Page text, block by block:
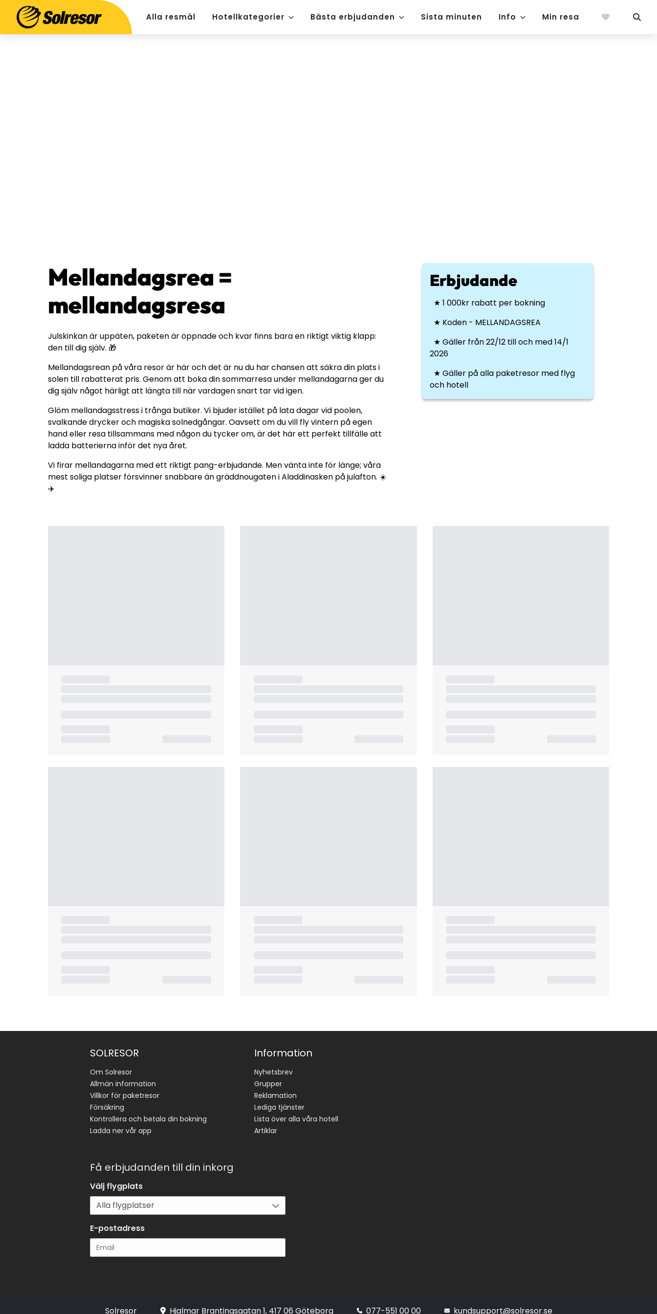
Alla resmål Hotellkategorier Bästa erbjudanden Sista minuten Info Min resa
Mellandagsrea =
mellandagsresa
Julskinkan är uppäten, paketen är öppnade och kvar finns bara en riktigt viktig klapp:
den till dig själv. 🎁
Mellandagsrean på våra resor är här och det är nu du har chansen att säkra din plats i
solen till rabatterat pris. Genom att boka din sommarresa under mellandagarna ger du
dig själv något härligt att längta till när vardagen snart tar vid igen.
Glöm mellandagsstress i trånga butiker. Vi bjuder istället på lata dagar vid poolen,
svalkande drycker och magiska solnedgångar. Oavsett om du vill fly vintern på egen
hand eller resa tillsammans med någon du tycker om, är det här ett perfekt tillfälle att
ladda batterierna inför det nya året.
Vi firar mellandagarna med ett riktigt pang-erbjudande. Men vänta inte för länge; våra
mest soliga platser försvinner snabbare än gräddnougaten i Aladdinasken på julafton. ☀️
✈️
Erbjudande
★ 1 000kr rabatt per bokning
★ Koden - MELLANDAGSREA
★ Gäller från 22/12 till och med 14/1
2026
★ Gäller på alla paketresor med flyg
och hotell
SOLRESOR
Om Solresor
Allmän information
Villkor för paketresor
Försäkring
Kontrollera och betala din bokning
Ladda ner vår app
Information
Nyhetsbrev
Grupper
Reklamation
Lediga tjänster
Lista över alla våra hotell
Artiklar
Få erbjudanden till din inkorg
Välj flygplats
E-postadress
Solresor Hjalmar Brantingsgatan 1, 417 06 Göteborg 077-551 00 00 kundsupport@solresor.se